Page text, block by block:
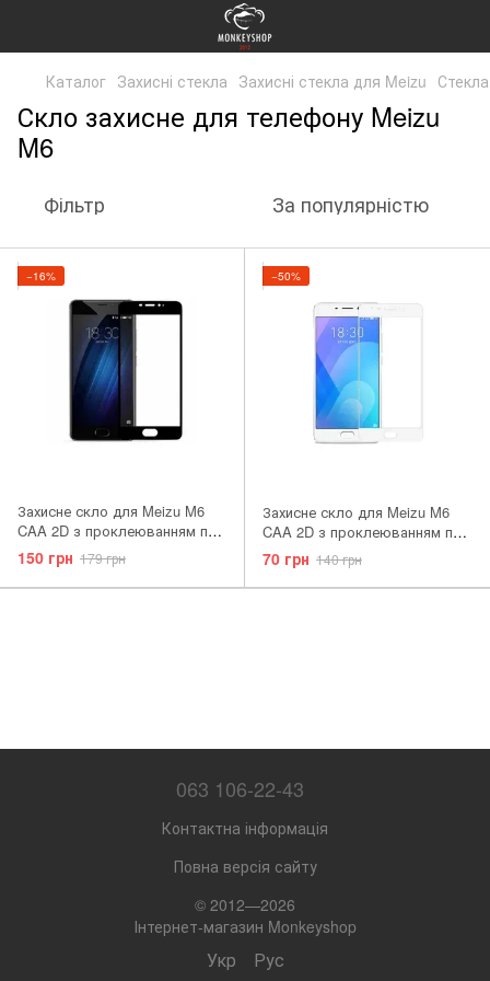
Каталог Захисні стекла Захисні стекла для Meizu
Скло захисне для телефону Meizu
M6
Фільтр За популярністю
−16%
Захисне скло для Meizu M6
CAA 2D з проклеюванням по
рамці чорна рамка Black
150 грн 179 грн
−50%
Захисне скло для Meizu M6
CAA 2D з проклеюванням по
рамці біла рамка White
70 грн 140 грн
063 106-22-43
Контактна інформація
Повна версія сайту
© 2012—2026
Інтернет-магазин Monkeyshop
Укр Рус